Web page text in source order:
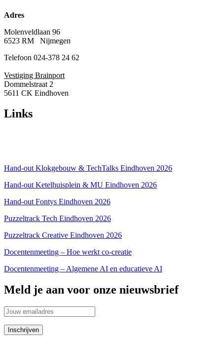
Adres
Molenveldlaan 96
6523 RM Nijmegen
Telefoon 024-378 24 62
Vestiging Brainport
Dommelstraat 2
5611 CK Eindhoven
Links
Hand-out Klokgebouw & TechTalks Eindhoven 2026
Hand-out Ketelhuisplein & MU Eindhoven 2026
Hand-out Fontys Eindhoven 2026
Puzzeltrack Tech Eindhoven 2026
Puzzeltrack Creative Eindhoven 2026
Docentenmeeting – Hoe werkt co-creatie
Docentenmeeting – Algemene AI en educatieve AI
Meld je aan voor onze nieuwsbrief